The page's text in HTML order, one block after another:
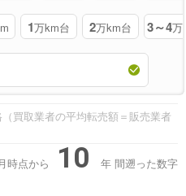
1万km台 2万km台 3～4万
買取業者の平均転売額＝販売業者
時点から 10 年 間遡った数字